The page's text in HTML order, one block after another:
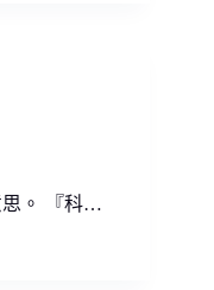
思。 『科…